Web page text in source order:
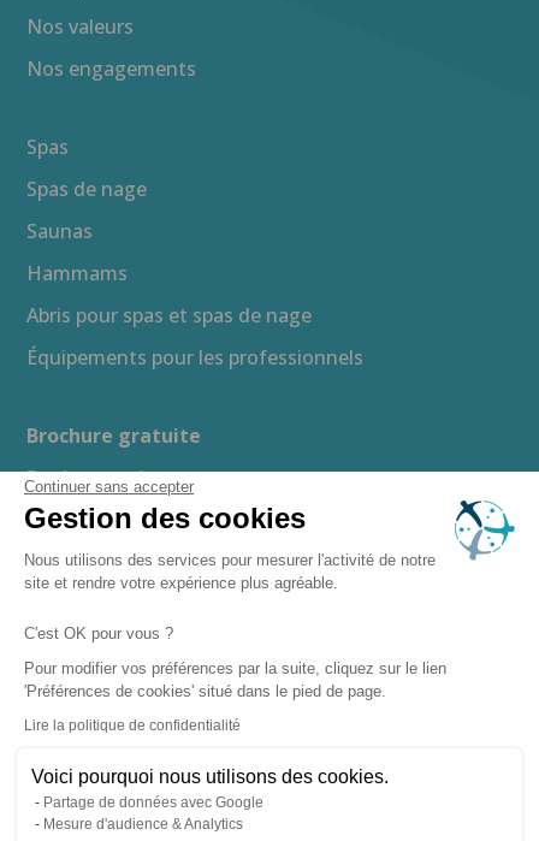
Continuer sans accepter
Gestion des cookies
Nous utilisons des services pour mesurer l'activité de notre
site et rendre votre expérience plus agréable.
C'est OK pour vous ?
Pour modifier vos préférences par la suite, cliquez sur le lien
'Préférences de cookies' situé dans le pied de page.
Lire la politique de confidentialité
Voici pourquoi nous utilisons des cookies.
Partage de données avec Google
Mesure d'audience & Analytics
Nos valeurs
Nos engagements
Spas
Spas de nage
Saunas
Hammams
Abris pour spas et spas de nage
Équipements pour les professionnels
Brochure gratuite
Devis gratuit
Guide d’achat
Espace presse
Boutique en ligne
2026 Clairazur Spa